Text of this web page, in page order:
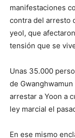
manifestaciones
contra del arresto
yeol, que
tensión que se
Unas 35.000
de
arrestar a Yoon a
ley marcial el
En ese mismo